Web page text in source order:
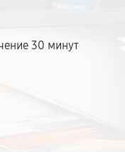
30 минут